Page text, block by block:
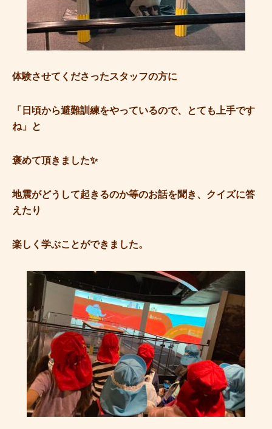
体験させてくださったスタッフの方に
「日頃から避難訓練をやっているので、とても上手です
ね」と
褒めて頂きました✨
地震がどうして起きるのか等のお話を聞き、クイズに答
えたり
楽しく学ぶことができました。